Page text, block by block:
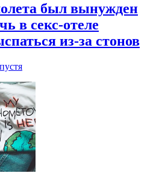
был вынужден
в секс-отеле
из-за стонов